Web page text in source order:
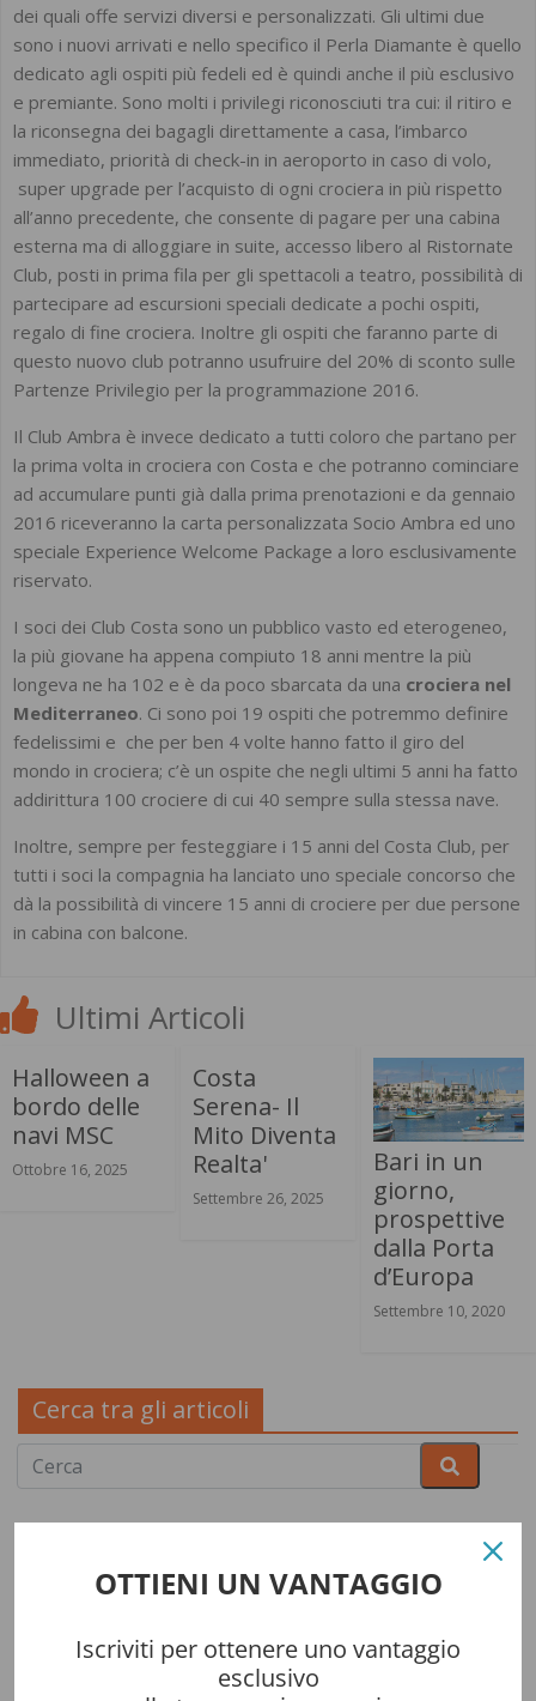
dei quali offe servizi diversi e personalizzati. Gli ultimi due
sono i nuovi arrivati e nello specifico il Perla Diamante è quello
dedicato agli ospiti più fedeli ed è quindi anche il più esclusivo
e premiante. Sono molti i privilegi riconosciuti tra cui: il ritiro e
la riconsegna dei bagagli direttamente a casa, l’imbarco
immediato, priorità di check-in in aeroporto in caso di volo,
super upgrade per l’acquisto di ogni crociera in più rispetto
all’anno precedente, che consente di pagare per una cabina
esterna ma di alloggiare in suite, accesso libero al Ristornate
Club, posti in prima fila per gli spettacoli a teatro, possibilità di
partecipare ad escursioni speciali dedicate a pochi ospiti,
regalo di fine crociera. Inoltre gli ospiti che faranno parte di
questo nuovo club potranno usufruire del 20% di sconto sulle
Partenze Privilegio per la programmazione 2016.
Il Club Ambra è invece dedicato a tutti coloro che partano per
la prima volta in crociera con Costa e che potranno cominciare
ad accumulare punti già dalla prima prenotazioni e da gennaio
2016 riceveranno la carta personalizzata Socio Ambra ed uno
speciale Experience Welcome Package a loro esclusivamente
riservato.
I soci dei Club Costa sono un pubblico vasto ed eterogeneo,
la più giovane ha appena compiuto 18 anni mentre la più
longeva ne ha 102 e è da poco sbarcata da una crociera nel
Mediterraneo. Ci sono poi 19 ospiti che potremmo definire
fedelissimi e che per ben 4 volte hanno fatto il giro del
mondo in crociera; c’è un ospite che negli ultimi 5 anni ha fatto
addirittura 100 crociere di cui 40 sempre sulla stessa nave.
Inoltre, sempre per festeggiare i 15 anni del Costa Club, per
tutti i soci la compagnia ha lanciato uno speciale concorso che
dà la possibilità di vincere 15 anni di crociere per due persone
in cabina con balcone.
Ultimi Articoli
Halloween a
bordo delle
navi MSC
Ottobre 16, 2025
Costa
Serena- Il
Mito Diventa
Realta'
Settembre 26, 2025
Bari in un
giorno,
prospettive
dalla Porta
d’Europa
Settembre 10, 2020
Cerca tra gli articoli
OTTIENI UN VANTAGGIO
Iscriviti per ottenere uno vantaggio
esclusivo